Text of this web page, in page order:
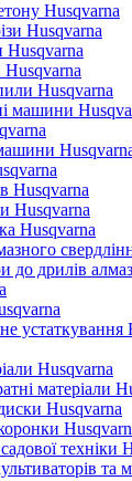
Husqvarna
Husqvarna
Husqvarna
Husqvarna
Husqvarna
машини
Husqvarna
Husqvarna
Husqvarna
до дрилів
устаткування
Husqvarna
матеріали
Husqvarna
техніки
та